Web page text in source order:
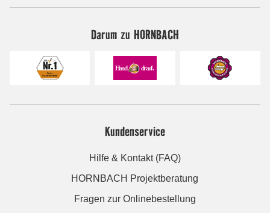
Darum zu HORNBACH
Kundenservice
Hilfe & Kontakt (FAQ)
HORNBACH Projektberatung
Fragen zur Onlinebestellung